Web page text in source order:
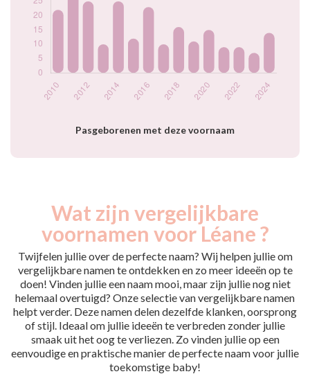
Pasgeborenen met deze voornaam
Popularité du
2020
15
2021
2022
14
Wat zijn vergelijkbare
voornamen voor Léane ?
Twijfelen jullie over de perfecte naam? Wij helpen jullie om
vergelijkbare namen te ontdekken en zo meer ideeën op te
doen! Vinden jullie een naam mooi, maar zijn jullie nog niet
helemaal overtuigd? Onze selectie van vergelijkbare namen
helpt verder. Deze namen delen dezelfde klanken, oorsprong
of stijl. Ideaal om jullie ideeën te verbreden zonder jullie
smaak uit het oog te verliezen. Zo vinden jullie op een
eenvoudige en praktische manier de perfecte naam voor jullie
toekomstige baby!